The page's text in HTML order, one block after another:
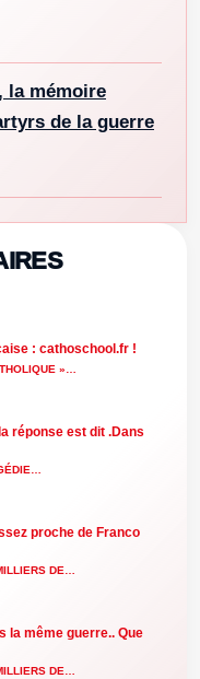
la mémoire
de la guerre
: cathoschool.fr !
»…
réponse est dit .Dans
proche de Franco
DE…
la même guerre.. Que
DE…